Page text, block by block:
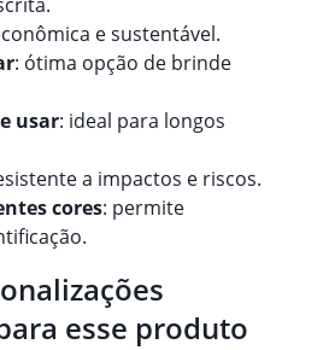
e sustentável.
: ótima opção de brinde
usar: ideal para longos
a impactos e riscos.
cores: permite
esse produto